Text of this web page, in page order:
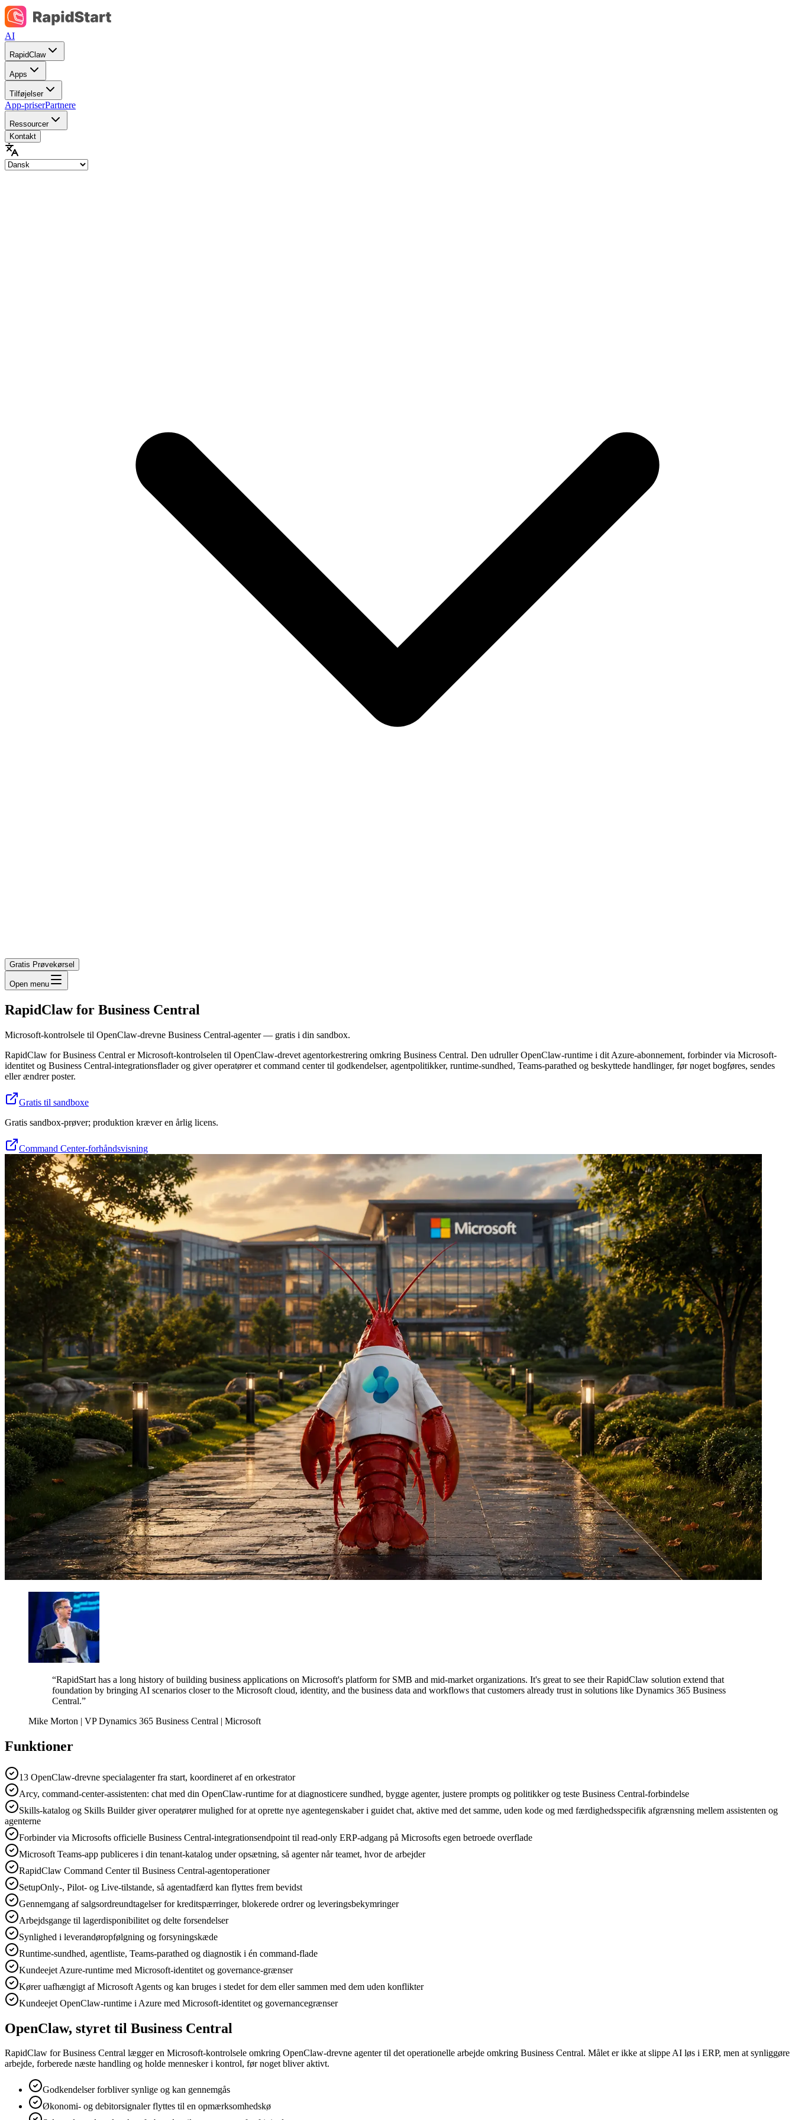
AI
RapidClaw
Apps
Tilføjelser
App-priserPartnere
Ressourcer
Kontakt
Gratis Prøvekørsel
Open menu
RapidClaw for Business Central
Microsoft-kontrolsele til OpenClaw-drevne Business Central-agenter — gratis i din sandbox.
RapidClaw for Business Central er Microsoft-kontrolselen til OpenClaw-drevet agentorkestrering omkring Business Central. Den udruller OpenClaw-runtime i dit Azure-abonnement, forbinder via Microsoft-
identitet og Business Central-integrationsflader og giver operatører et command center til godkendelser, agentpolitikker, runtime-sundhed, Teams-parathed og beskyttede handlinger, før noget bogføres, sendes
eller ændrer poster.
Gratis til sandboxe
Gratis sandbox-prøver; produktion kræver en årlig licens.
Command Center-forhåndsvisning
“RapidStart has a long history of building business applications on Microsoft's platform for SMB and mid-market organizations. It's great to see their RapidClaw solution extend that
foundation by bringing AI scenarios closer to the Microsoft cloud, identity, and the business data and workflows that customers already trust in solutions like Dynamics 365 Business
Central.”
Mike Morton | VP Dynamics 365 Business Central | Microsoft
Funktioner
13 OpenClaw-drevne specialagenter fra start, koordineret af en orkestrator
Arcy, command-center-assistenten: chat med din OpenClaw-runtime for at diagnosticere sundhed, bygge agenter, justere prompts og politikker og teste Business Central-forbindelse
Skills-katalog og Skills Builder giver operatører mulighed for at oprette nye agentegenskaber i guidet chat, aktive med det samme, uden kode og med færdighedsspecifik afgrænsning mellem assistenten og
agenterne
Forbinder via Microsofts officielle Business Central-integrationsendpoint til read-only ERP-adgang på Microsofts egen betroede overflade
Microsoft Teams-app publiceres i din tenant-katalog under opsætning, så agenter når teamet, hvor de arbejder
RapidClaw Command Center til Business Central-agentoperationer
SetupOnly-, Pilot- og Live-tilstande, så agentadfærd kan flyttes frem bevidst
Gennemgang af salgsordreundtagelser for kreditspærringer, blokerede ordrer og leveringsbekymringer
Arbejdsgange til lagerdisponibilitet og delte forsendelser
Synlighed i leverandøropfølgning og forsyningskæde
Runtime-sundhed, agentliste, Teams-parathed og diagnostik i én command-flade
Kundeejet Azure-runtime med Microsoft-identitet og governance-grænser
Kører uafhængigt af Microsoft Agents og kan bruges i stedet for dem eller sammen med dem uden konflikter
Kundeejet OpenClaw-runtime i Azure med Microsoft-identitet og governancegrænser
OpenClaw, styret til Business Central
RapidClaw for Business Central lægger en Microsoft-kontrolsele omkring OpenClaw-drevne agenter til det operationelle arbejde omkring Business Central. Målet er ikke at slippe AI løs i ERP, men at synliggøre
arbejde, forberede næste handling og holde mennesker i kontrol, før noget bliver aktivt.
Godkendelser forbliver synlige og kan gennemgås
Økonomi- og debitorsignaler flyttes til en opmærksomhedskø